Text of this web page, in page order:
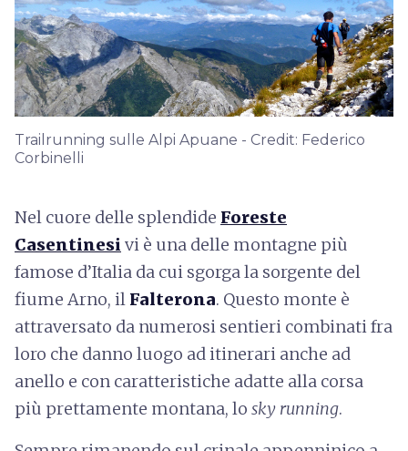
Trailrunning sulle Alpi Apuane - Credit: Federico
Corbinelli
Nel cuore delle splendide Foreste
Casentinesi vi è una delle montagne più
famose d’Italia da cui sgorga la sorgente del
fiume Arno, il Falterona. Questo monte è
attraversato da numerosi sentieri combinati fra
loro che danno luogo ad itinerari anche ad
anello e con caratteristiche adatte alla corsa
più prettamente montana, lo sky running.